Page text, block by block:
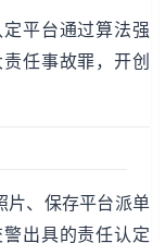
平台通过算法强
任事故罪，开创
片、保存平台派单
出具的责任认定